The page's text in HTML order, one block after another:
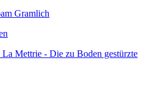
Gramlich